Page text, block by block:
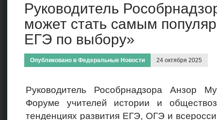
Руководитель
может стать самым
ЕГЭ по выбору»
Опубликовано в Федеральные Новости 24 октября 2025
Руководитель Рособрнадзора Анзор
Форуме учителей истории и
тенденциях развития ЕГЭ, ОГЭ и